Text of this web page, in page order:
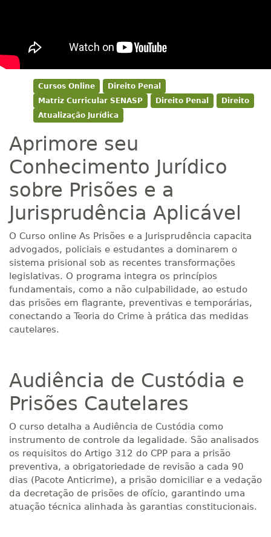
Cursos Online
Direito Penal
Matriz Curricular SENASP
Direito Penal
Direito
Atualização Jurídica
Aprimore seu
Conhecimento Jurídico
sobre Prisões e a
Jurisprudência Aplicável
O Curso online As Prisões e a Jurisprudência capacita
advogados, policiais e estudantes a dominarem o
sistema prisional sob as recentes transformações
legislativas. O programa integra os princípios
fundamentais, como a não culpabilidade, ao estudo
das prisões em flagrante, preventivas e temporárias,
conectando a Teoria do Crime à prática das medidas
cautelares.
Audiência de Custódia e
Prisões Cautelares
O curso detalha a Audiência de Custódia como
instrumento de controle da legalidade. São analisados
os requisitos do Artigo 312 do CPP para a prisão
preventiva, a obrigatoriedade de revisão a cada 90
dias (Pacote Anticrime), a prisão domiciliar e a vedação
da decretação de prisões de ofício, garantindo uma
atuação técnica alinhada às garantias constitucionais.